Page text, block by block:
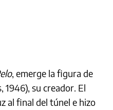
, emerge la figura de
1946), su creador. El
al final del túnel e hizo